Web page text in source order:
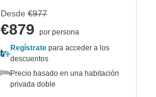
Desde €977
€879
por persona
Regístrate para acceder a los
descuentos
Precio basado en una habitación
privada doble